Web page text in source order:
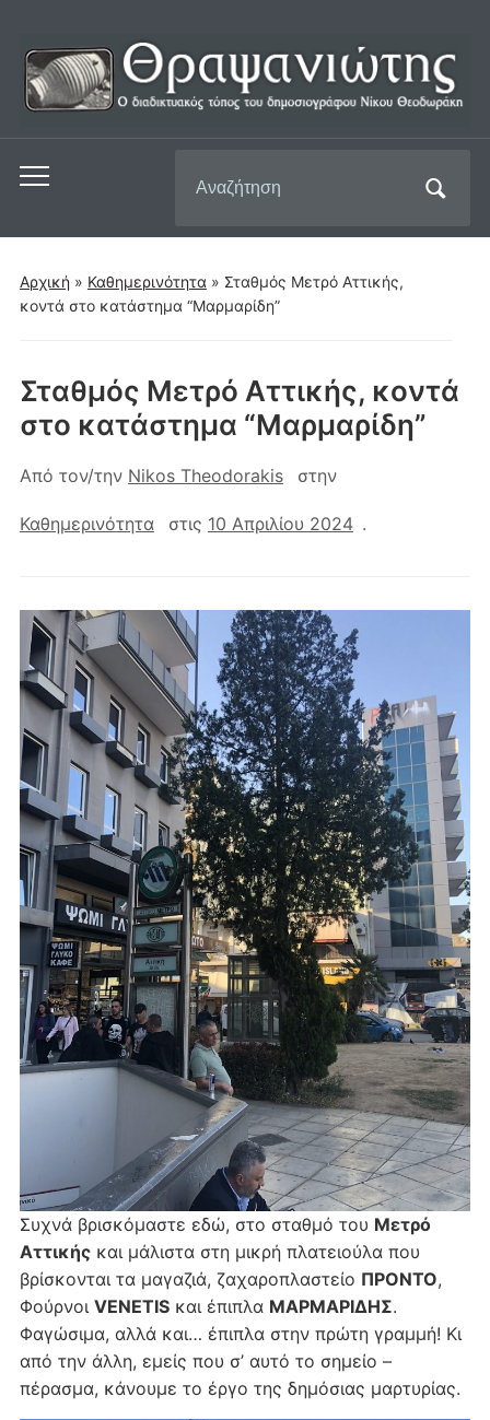
Εναλλαγή
μενού
για
κινητά
για:
Αρχική » Καθημερινότητα » Σταθμός Μετρό Αττικής,
κοντά στο κατάστημα “Μαρμαρίδη”
Σταθμός Μετρό Αττικής, κοντά
στο κατάστημα “Μαρμαρίδη”
Από τον/την Nikos Theodorakis στην
Καθημερινότητα στις 10 Απριλίου 2024 .
Συχνά βρισκόμαστε εδώ, στο σταθμό του Μετρό
Αττικήςκαι μάλιστα στη μικρή πλατειούλα που
βρίσκονται τα μαγαζιά, ζαχαροπλαστείο ΠΡΟΝΤΟ,
Φούρνοι VΕNETISκαι έπιπλα MΑΡΜΑΡΙΔΗΣ.
Φαγώσιμα, αλλά και… έπιπλα στην πρώτη γραμμή! Κι
από την άλλη, εμείς που σ’ αυτό το σημείο –
πέρασμα, κάνουμε το έργο της δημόσιας μαρτυρίας.